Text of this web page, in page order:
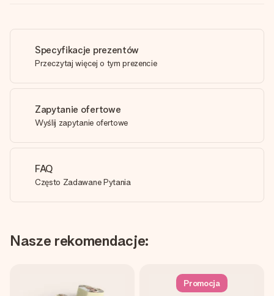
Specyfikacje prezentów
Przeczytaj więcej o tym prezencie
Zapytanie ofertowe
Wyślij zapytanie ofertowe
FAQ
Często Zadawane Pytania
Nasze rekomendacje:
Promocja